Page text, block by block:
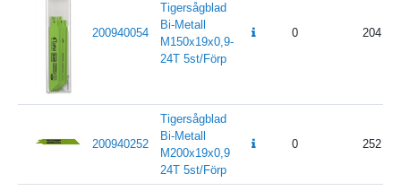
200940054
Tigersågblad
Bi-Metall
M150x19x0,9-
24T 5st/Förp
0 204
200940252
Tigersågblad
Bi-Metall
M200x19x0,9
24T 5st/Förp
0 252